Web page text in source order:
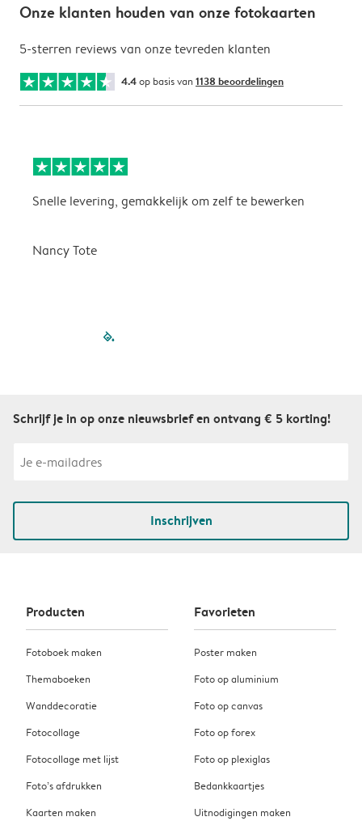
Onze klanten houden van onze fotokaarten
5-sterren reviews van onze tevreden klanten
4.4op basis van 1138 beoordelingen
Snelle levering, gemakkelijk om zelf te bewerken
Nancy Tote
filled-pagination
Schrijf je in op onze nieuwsbrief en ontvang € 5 korting!
Inschrijven
Producten
Fotoboek maken
Themaboeken
Wanddecoratie
Fotocollage
Fotocollage met lijst
Foto’s afdrukken
Kaarten maken
Favorieten
Poster maken
Foto op aluminium
Foto op canvas
Foto op forex
Foto op plexiglas
Bedankkaartjes
Uitnodigingen maken